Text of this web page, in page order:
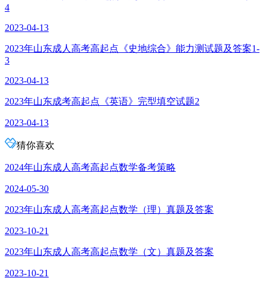
4
2023-04-13
2023年山东成人高考高起点《史地综合》能力测试题及答案1-
3
2023-04-13
2023年山东成考高起点《英语》完型填空试题2
2023-04-13
猜你喜欢
2024年山东成人高考高起点数学备考策略
2024-05-30
2023年山东成人高考高起点数学（理）真题及答案
2023-10-21
2023年山东成人高考高起点数学（文）真题及答案
2023-10-21